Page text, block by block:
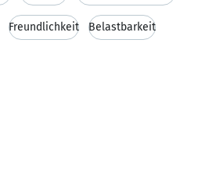
Freundlichkeit Belastbarkeit